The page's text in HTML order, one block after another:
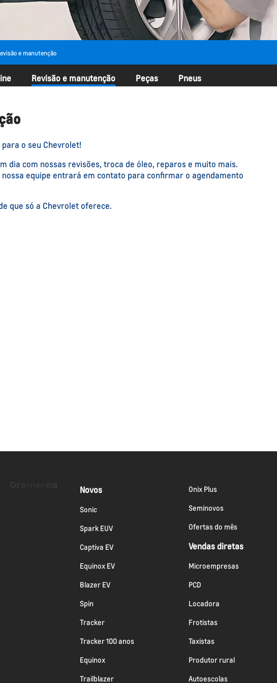
e manutenção
Revisão e manutenção Peças Pneus
o seu Chevrolet!
dia com nossas revisões, troca de óleo, reparos e muito mais.
equipe entrará em contato para confirmar o agendamento
que só a Chevrolet oferece.
Novos
Sonic
Spark EUV
Captiva EV
Equinox EV
Blazer EV
Spin
Tracker
Tracker 100 anos
Equinox
Trailblazer
Onix Plus
Seminovos
Ofertas do mês
Vendas diretas
Microempresas
PCD
Locadora
Frotistas
Taxistas
Produtor rural
Autoescolas